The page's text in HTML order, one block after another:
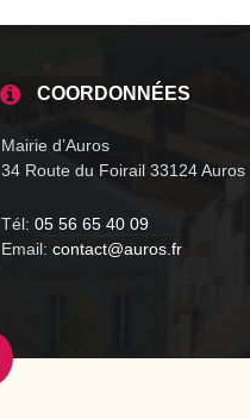
COORDONNÉES
Mairie d’Auros
34 Route du Foirail 33124 Auros
Tél: 05 56 65 40 09
Email: contact@auros.fr